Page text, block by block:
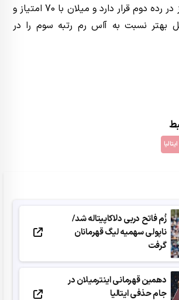
ناپولی با 73 امتیاز در رده دوم قرار دارد و میلان با 70 امتیاز و
بهتر نسبت به آاس رم رتبه سوم را در
زُم فاتح دربی دلاکاپیتاله شد/
ناپولی سهمیه لیگ قهرمانان
گرفت
دهمین قهرمانی اینترمیلان در
جام حذفی ایتالیا